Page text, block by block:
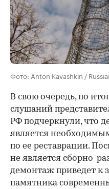
Фото: Anton Kavashkin /
В свою очередь, по
слушаний
РФ подчеркнули, что
является
по ее реставрации.
не является сборно-
демонтаж приведет к
памятника